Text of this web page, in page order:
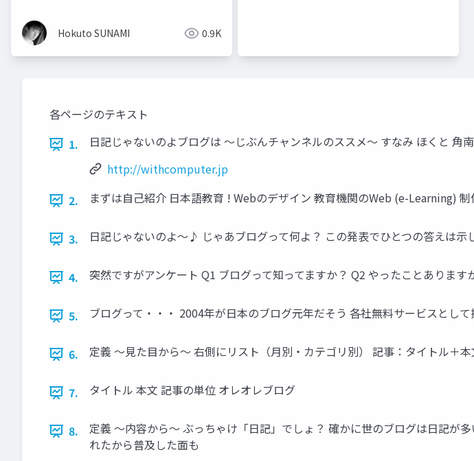
Hokuto SUNAMI 0.9K
各ページのテキスト
1.
日記じゃないのよブログは 〜じぶんチャンネルのススメ〜 すなみ ほくと 角
http://withcomputer.jp
2.
まずは自己紹介 日本語教育 ! Webのデザイン 教育機関のWeb (e-Learning)
3. 日記じゃないのよ〜♪ じゃあブログって何よ？ この発表でひとつの答えは
4. 突然ですがアンケート Q1 ブログって知ってますか？ Q2 やったことあります
5. ブログって・・・ 2004年が日本のブログ元年だそう 各社無料サービスとし
6. 定義 〜見た目から〜 右側にリスト（月別・カテゴリ別） 記事：タイトル＋
7. タイトル 本文 記事の単位 オレオレブログ
8.
定義 〜内容から〜 ぶっちゃけ「日記」でしょ？ 確かに世のブログは日記が
れたから普及した面も